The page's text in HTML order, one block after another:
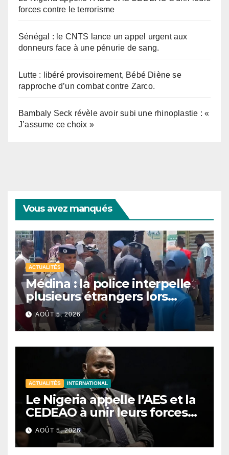
forces contre le terrorisme
Sénégal : le CNTS lance un appel urgent aux
donneurs face à une pénurie de sang.
Lutte : libéré provisoirement, Bébé Diène se
rapproche d’un combat contre Zarco.
Bambaly Seck révèle avoir subi une rhinoplastie : «
J’assume ce choix »
Vous avez manqués
ACTUALITÉS
Médina : la police interpelle
plusieurs étrangers lors
d’une opération de
sécurisation
AOÛT 5, 2026
ACTUALITÉS INTERNATIONAL
Le Nigeria appelle l’AES et la
CEDEAO à unir leurs forces
contre le terrorisme
AOÛT 5, 2026